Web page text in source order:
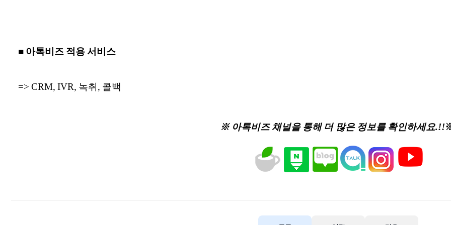
■ 아톡비즈 적용 서비스
=> CRM, IVR, 녹취, 콜백
※ 아톡비즈 채널을 통해 더 많은 정보를 확인하세요.!!